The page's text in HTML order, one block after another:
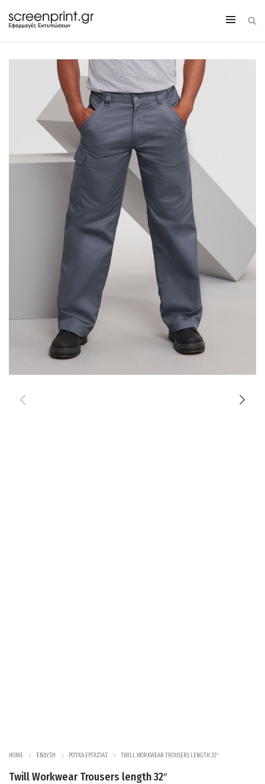
HOME ΈΝΔΥΣΗ ΡΟΎΧΑ ΕΡΓΑΣΊΑΣ TWILL WORKWEAR TROUSERS LENGTH 32″
Twill Workwear Trousers length 32″